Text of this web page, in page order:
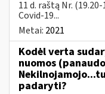
11 d. raštą Nr.
Covid-19...
Metai: 2021
Kodėl verta
nuomos
padaryti?